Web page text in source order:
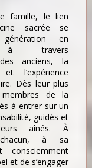
famille, le lien
sacrée se
en
à travers
des anciens, la
l’expérience
Dès leur plus
de la
à entrer sur un
guidés et
aînés. À
chacun, à sa
consciemment
et de s’engager